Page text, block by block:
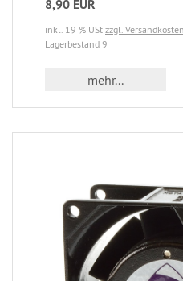
8,90 EUR
inkl. 19 % USt zzgl. Versandkosten
Lagerbestand 9
mehr...